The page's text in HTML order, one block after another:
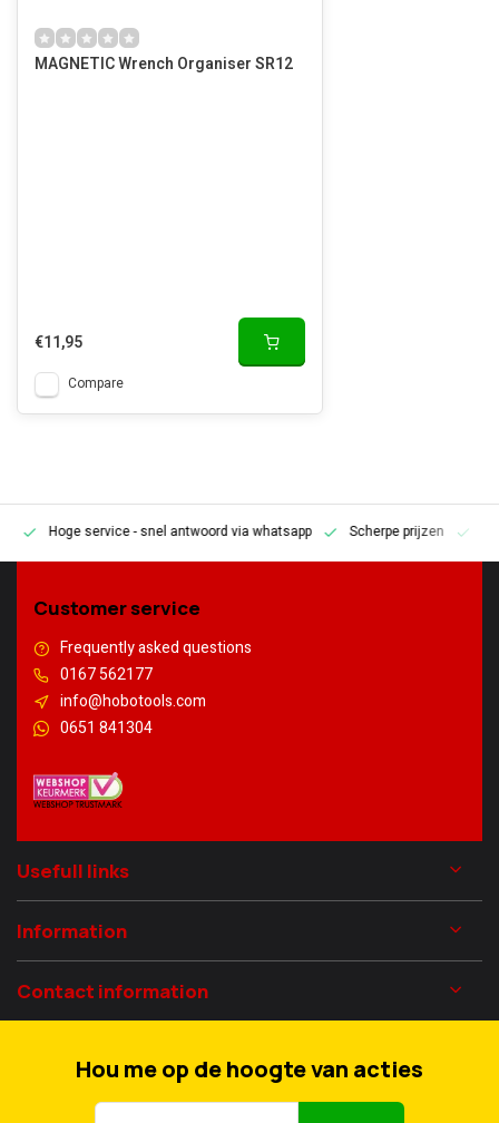
MAGNETIC Wrench Organiser SR12
€11,95
Compare
Hoge service- snel antwoord via whatsapp Scherpe prijzen
Customer service
Frequently asked questions
0167 562177
info@hobotools.com
0651 841304
Usefull links
Information
Contact information
Hou me op de hoogte van acties